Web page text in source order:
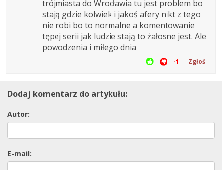
trójmiasta do Wrocławia tu jest problem bo
stają gdzie kolwiek i jakoś afery nikt z tego
nie robi bo to normalne a komentowanie
tępej serii jak ludzie stają to żałosne jest. Ale
powodzenia i miłego dnia
-1 Zgłoś
Dodaj komentarz do artykułu:
Autor:
E-mail: